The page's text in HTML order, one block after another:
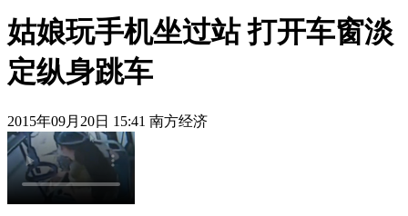
姑娘玩手机坐过站 打开车窗淡
定纵身跳车
2015年09月20日 15:41 南方经济